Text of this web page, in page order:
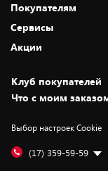
О нас
Адреса магазинов
Новости
Статьи и обзоры
Вакансии
Дай пять добру!
Покупателям
Как сделать заказ
Оплата и доставка
Безналичный расчёт
Обмен и возврат
Обработка
Подарочные карты
Сервисы
Установка техники
Для игровых
Для мобильных
Для компьютеров
Акции
Скидки и промокоды
Белорусские товары
Бонусы
Оплата частями
Клуб покупателей
Что с моим
Выбор настроек Cookie
(17) 359-59-59